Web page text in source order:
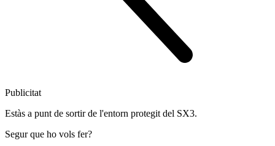
Publicitat
Estàs a punt de sortir de l'entorn protegit del SX3.
Segur que ho vols fer?